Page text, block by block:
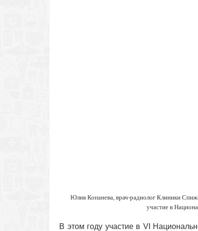
Юлия Копанева, врач-радиолог Клиники
участие в
В этом году участие в VI